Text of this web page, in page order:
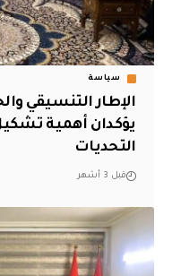
سياسة
الإطار التنسيقي
يؤكدان أهمية
التحديات
قبل 3 أشهر